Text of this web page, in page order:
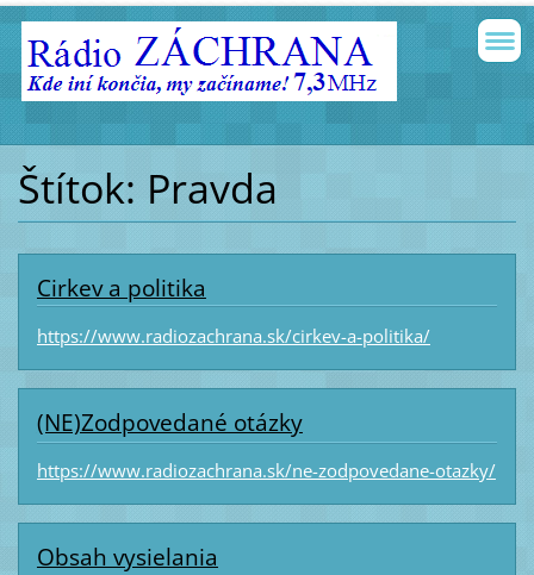
Štítok: Pravda
Cirkev a politika
https://www.radiozachrana.sk/cirkev-a-politika/
(NE)Zodpovedané otázky
https://www.radiozachrana.sk/ne-zodpovedane-otazky/
Obsah vysielania